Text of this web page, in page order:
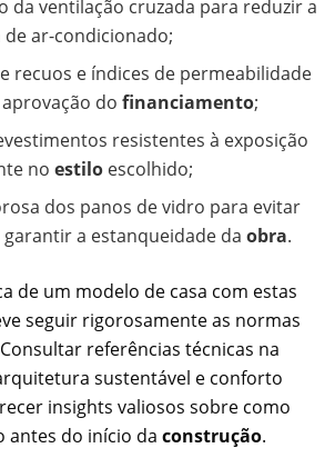
da ventilação cruzada para reduzir a
ar-condicionado;
recuos e índices de permeabilidade
dofinanciamento;
resistentes à exposição
noestilo escolhido;
dos panos de vidro para evitar
garantir a estanqueidade daobra.
de um modelo de casa com estas
seguir rigorosamente as normas
referências técnicas na
sustentável e conforto
insights valiosos sobre como
antes do início da construção.